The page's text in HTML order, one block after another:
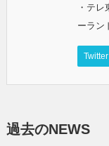
・テ
ーラン
Twitter
過去のNEWS